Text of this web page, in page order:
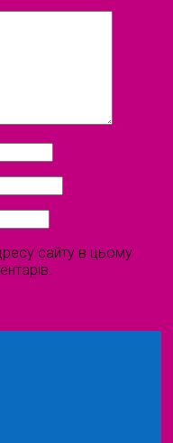
сайту в цьому